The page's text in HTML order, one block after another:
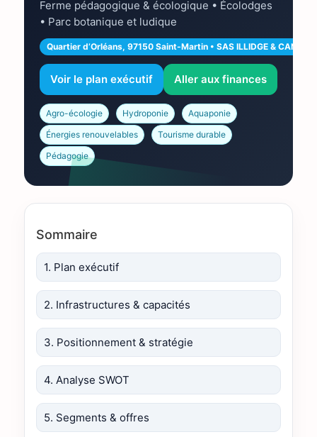
Ferme pédagogique & écologique • Écolodges
• Parc botanique et ludique
Quartier d’Orléans, 97150 Saint-Martin • SAS ILLIDGE &
Voir le plan exécutif Aller aux finances
Agro-écologie Hydroponie
Aquaponie
Énergies renouvelables
Tourisme durable
Pédagogie
Sommaire
1. Plan exécutif
2. Infrastructures & capacités
3. Positionnement & stratégie
4. Analyse SWOT
5. Segments & offres